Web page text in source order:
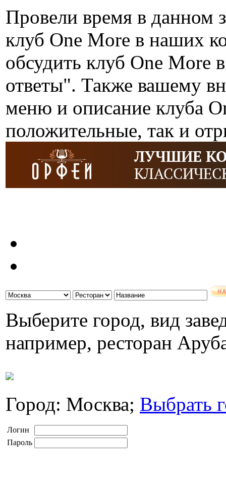
Провели время в данном
клуб One More в наших
обсудить клуб One
ответы". Также вашему
меню и описание клуба
положительные, так и
Выберите город, вид
например, ресторан
Город: Москва; Выбрать
Логин
Пароль